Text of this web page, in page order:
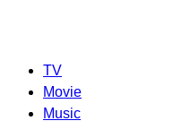
TV
Movie
Music